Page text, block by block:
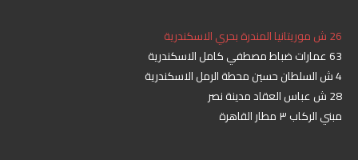
26 ش موريتانيا المندرة بحري الاسكندرية
63 عمارات ضباط مصطفي كامل الاسكندرية
4 ش السلطان حسين محطة الرمل الاسكندرية
28 ش عباس العقاد مدينة نصر
مبني الركاب ٣ مطار القاهرة